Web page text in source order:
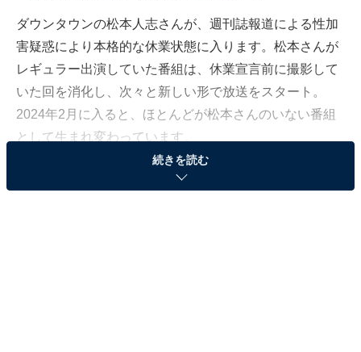
ダウンタウンの松本人志さんが、週刊誌報道による性加
害疑惑により本格的な休業状態に入ります。松本さんが
レギュラー出演していた番組は、休業宣言前に撮影して
いた回を消化し、次々と新しい形で放送をスタート。
2024年2月に入ると、ほとんどが松本さんのいない番組
として生まれ変わっています。
現代のお笑いを作り出したと言っても過言ではない松本
続きを読む